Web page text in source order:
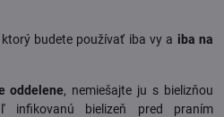
ktorý budete používať iba vy a iba na
oddelene, nemiešajte ju s bielizňou
infikovanú bielizeň pred praním